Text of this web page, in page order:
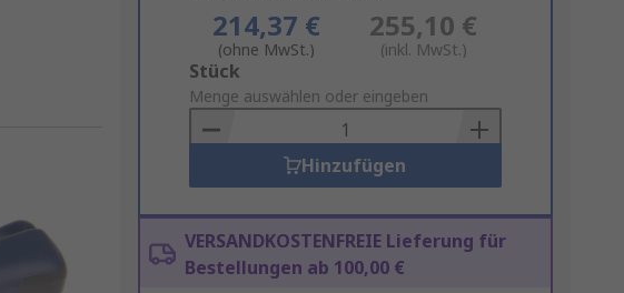
214,37 €
(ohne MwSt.)
255,10 €
(inkl. MwSt.)
Add
to
Basket
Stück
Menge auswählen oder eingeben
Hinzufügen
VERSANDKOSTENFREIE Lieferung für
Bestellungen ab 100,00 €